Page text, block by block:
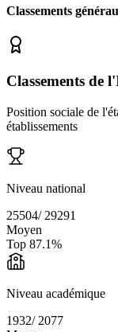
Classements
Classements de
Position sociale de
établissements
Niveau national
25504/ 29291
Moyen
Top 87.1%
Niveau académique
1932/ 2077